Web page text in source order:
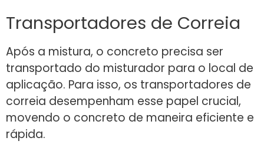
Transportadores de Correia
Após a mistura, o concreto precisa ser
transportado do misturador para o local de
aplicação. Para isso, os transportadores de
correia desempenham esse papel crucial,
movendo o concreto de maneira eficiente e
rápida.